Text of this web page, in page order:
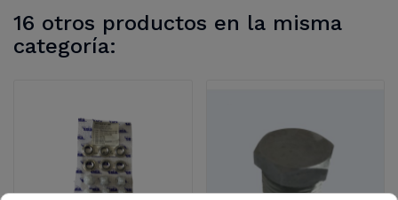
16 otros productos en la misma
categoría: